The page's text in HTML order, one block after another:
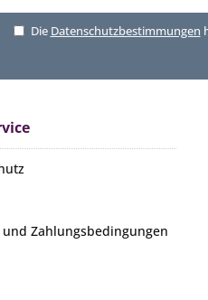
Die Datenschutzbestimmungen
Zahlungsbedingungen